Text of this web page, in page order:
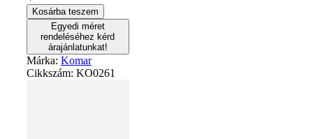
Kosárba teszem
Egyedi méret
rendeléséhez kérd
árajánlatunkat!
Márka: Komar
Cikkszám: KO0261